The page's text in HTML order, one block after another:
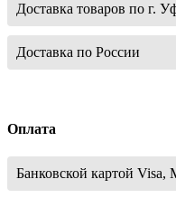
Доставка товаров по г.
Доставка по России
Оплата
Банковской картой Visa,